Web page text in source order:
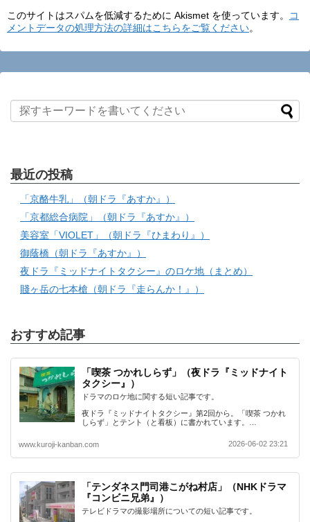
このサイトはスパムを低減するために Akismet を使っています。
コ
メントデータの処理方法の詳細はこちらをご覧ください。
最近の投稿
「京酪牛乳」（朝ドラ『あすか』）
「京都総合病院」（朝ドラ『あすか』）
美容室「VIOLET」（朝ドラ『ひまわり』）
御蔭橋（朝ドラ『あすか』）
夜ドラ『ミッドナイトタクシー』のロケ地（まとめ）
賤ヶ岳の七本槍（朝ドラ『走らんか！』）
おすすめ記事
「喫茶 つかれしらず」（夜ドラ『ミッドナイト
タクシー』）
ドラマのロケ地に関する短い記事です。
夜ドラ『ミッドナイトタクシー』第2回から。「喫茶 つかれ
しらず」とテント（と看板）に書かれています。…
www.kuroji-kanban.com 2026-06-02 23:21
「テンダネス門司港こがね村店」（NHKドラマ
『コンビニ兄弟』）
テレビドラマの撮影場所についての短い記事です。